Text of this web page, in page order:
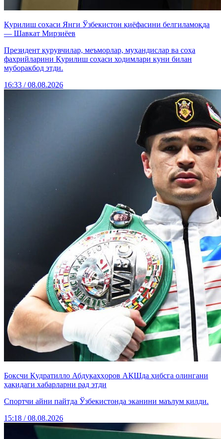
Қурилиш соҳаси Янги Ўзбекистон қиёфасини белгиламоқда
— Шавкат Мирзиёев
Президент қурувчилар, меъморлар, муҳандислар ва соҳа
фахрийларини Қурилиш соҳаси ходимлари куни билан
муборакбод этди.
16:33 / 08.08.2026
Боксчи Қудратилло Абдуқаҳҳоров АҚШда ҳибсга олингани
ҳақидаги хабарларни рад этди
Спортчи айни пайтда Ўзбекистонда эканини маълум қилди.
15:18 / 08.08.2026